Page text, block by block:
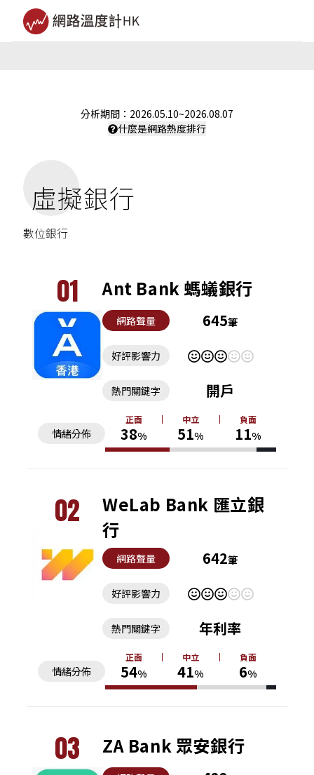
分析期間： 2026.05.10~2026.08.07
什麼是網路熱度排行
虛擬銀行
數位銀行
01 Ant Bank 螞蟻銀行
網路聲量 645筆
好評影響力
情緒分佈
正面
38%
中立
51%
負面
11%
熱門關鍵字 開戶
02
WeLab Bank 匯立銀
行
網路聲量 642筆
好評影響力
情緒分佈
正面
54%
中立
41%
負面
6%
熱門關鍵字 年利率
03 ZA Bank 眾安銀行